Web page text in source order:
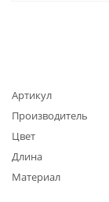
Артикул
Производитель
Цвет
Длина
Материал